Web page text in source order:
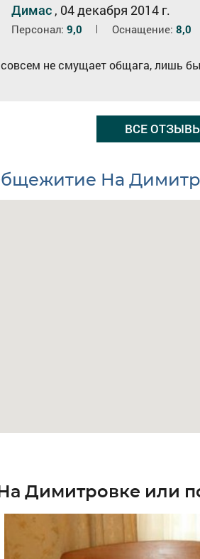
Димас , 04 декабря 2014 г.
Персонал:9,0 Оснащение:8,0
не смущает общага, лишь
ВСЕ
На
Димитровке или